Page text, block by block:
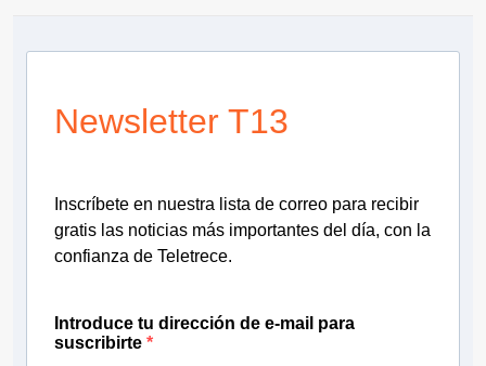
Newsletter T13
Inscríbete en nuestra lista de correo para recibir
gratis las noticias más importantes del día, con la
confianza de Teletrece.
Introduce tu dirección de e-mail para
suscribirte